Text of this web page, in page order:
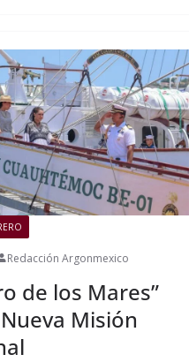
Redacción Argonmexico
de los Mares”
Misión